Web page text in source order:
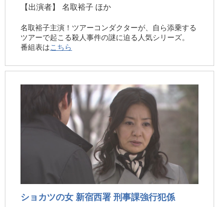
【出演者】
名取裕子 ほか
名取裕子主演！ツアーコンダクターが、自ら添乗する
ツアーで起こる殺人事件の謎に迫る人気シリーズ。
番組表はこちら
ショカツの女 新宿西署 刑事課強行犯係